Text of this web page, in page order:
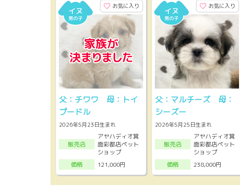
お気に入り
父：チワワ 母：トイ
プードル
2026年5月23日生まれ
販売店
アヤハディオ箕
面彩都店ペット
ショップ
価格
121,000円
お気に入り
父：マルチーズ 母：
シーズー
2026年5月25日生まれ
販売店
アヤハディオ箕
面彩都店ペット
ショップ
価格
238,000円